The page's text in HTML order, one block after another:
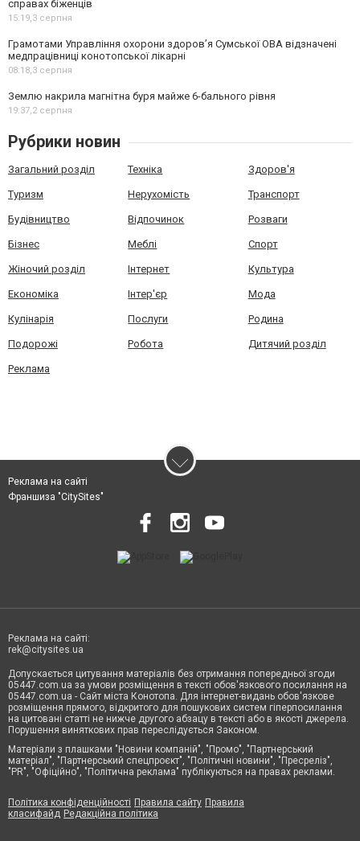
справах біженців
15:19,3 серпня
Грамотами Управління охорони здоров’я Сумської ОВА відзначені
медпрацівниці конотопської лікарні
08:18,3 серпня
Землю накрила магнітна буря майже 6-бального рівня
19:37,2 серпня
Рубрики новин
Загальний розділ Техніка Здоров'я
Туризм Нерухомість Транспорт
Будівництво Відпочинок Розваги
Бізнес Меблі Спорт
Жіночий розділ Інтернет Культура
Економіка Інтер'єр Мода
Кулінарія Послуги Родина
Подорожі Робота Дитячий розділ
Реклама
Реклама на сайті
Франшиза "CitySites"
Реклама на сайті:
rek@citysites.ua
Допускається цитування матеріалів без отримання попередньої згоди
05447.com.ua за умови розміщення в тексті обов'язкового посилання на
05447.com.ua - Сайт міста Конотопа. Для інтернет-видань обов'язкове
розміщення прямого, відкритого для пошукових систем гіперпосилання
на цитовані статті не нижче другого абзацу в тексті або в якості джерела.
Порушення виняткових прав переслідується Законом.
Матеріали з плашками "Новини компаній", "Промо", "Партнерський
матеріал", "Партнерський спецпроєкт", "Політичні новини", "Пресреліз",
"PR", "Офіційно", "Політична реклама" публікуються на правах реклами.
Політика конфіденційності Правила сайту Правила
класифайд Редакційна політика